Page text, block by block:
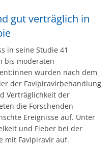
gut verträglich in
in seine Studie 41
bis moderaten
wurden nach dem
der Favipiravirbehandlung
Verträglichkeit der
die Forschenden
Ereignisse auf. Unter
und Fieber bei der
mit Favipiravir auf.